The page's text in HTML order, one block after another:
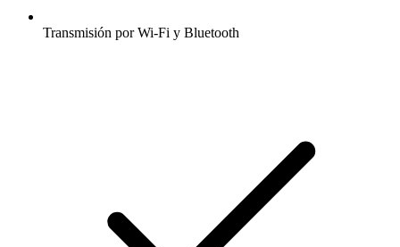
Transmisión por Wi-Fi y Bluetooth